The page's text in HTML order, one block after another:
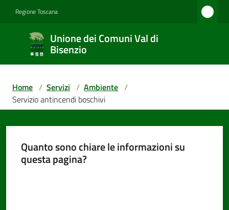
Regione Toscana
Unione dei Comuni Val di
Bisenzio
Unione
dei
Comuni
Val di
Bisenzio
Amministrazione
Home / Servizi / Ambiente /
Servizio antincendi boschivi
Quanto sono chiare le informazioni su
questa pagina?